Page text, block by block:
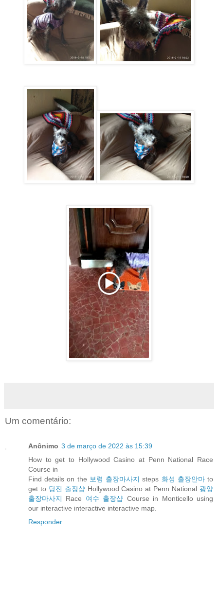
Um comentário:
Anônimo 3 de março de 2022 às 15:39
How to get to Hollywood Casino at Penn National Race
Course in
Find details on the 보령 출장마사지 steps 화성 출장안마to
get to 당진 출장샵Hollywood Casino at Penn National 광양
출장마사지
Race 여수 출장샵 Course in Monticello using
our interactive interactive interactive map.
Responder